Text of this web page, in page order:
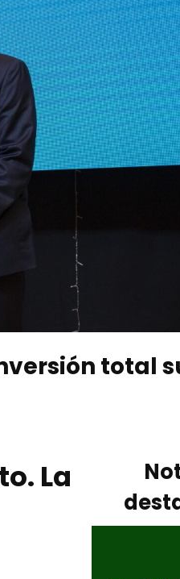
total
La